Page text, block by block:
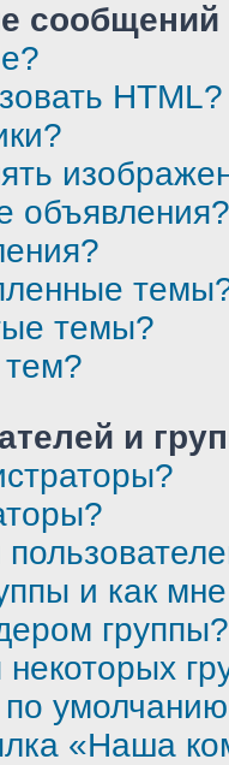
HTML?
объявления?
темы?
тем?
и
и как
группы?
по
«Наша